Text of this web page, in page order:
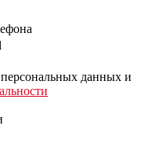
данных и